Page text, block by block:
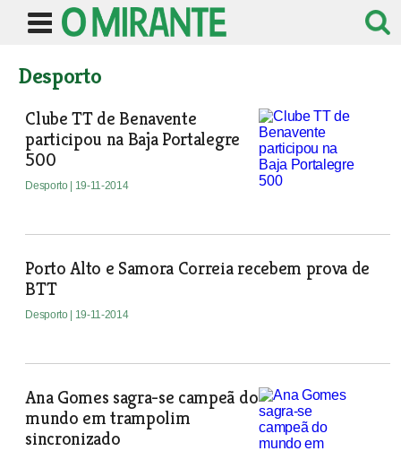
Desporto
Clube TT de Benavente
participou na Baja Portalegre
500
Desporto | 19-11-2014
Porto Alto e Samora Correia recebem prova de
BTT
Desporto | 19-11-2014
Ana Gomes sagra-se campeã do
mundo em trampolim
sincronizado